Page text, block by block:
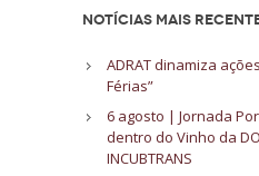
NOTÍCIAS MAIS
ADRAT dinamiza
Férias”
6 agosto | Jornada
dentro do Vinho da
INCUBTRANS